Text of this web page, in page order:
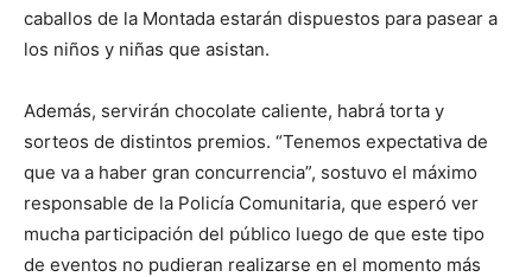
caballos de la Montada estarán dispuestos para pasear a
los niños y niñas que asistan.
Además, servirán chocolate caliente, habrá torta y
sorteos de distintos premios. “Tenemos expectativa de
que va a haber gran concurrencia”, sostuvo el máximo
responsable de la Policía Comunitaria, que esperó ver
mucha participación del público luego de que este tipo
de eventos no pudieran realizarse en el momento más